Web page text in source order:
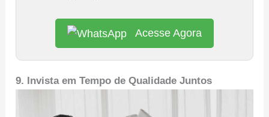
Acesse Agora
9. Invista em Tempo de Qualidade Juntos